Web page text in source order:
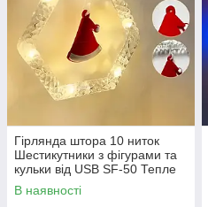
Гірлянда штора 10 ниток
Шестикутники з фігурами та
кульки від USB SF-50 Тепле
світло
В наявності